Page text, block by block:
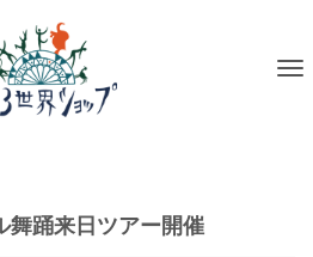
舞踊来日ツアー開催